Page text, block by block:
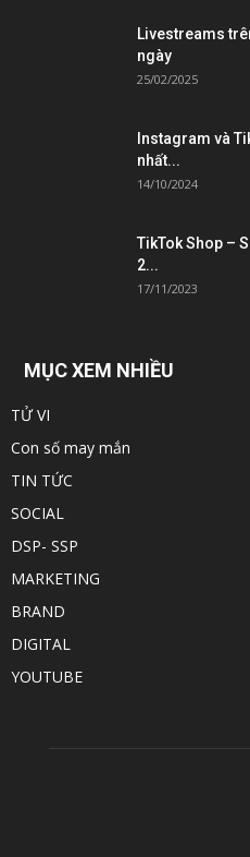
Livestreams
ngày
25/02/2025
Instagram và
nhất...
14/10/2024
TikTok Shop –
2...
17/11/2023
MỤC XEM NHIỀU
TỬ VI
Con số may mắn
TIN TỨC
SOCIAL
DSP- SSP
MARKETING
BRAND
DIGITAL
YOUTUBE